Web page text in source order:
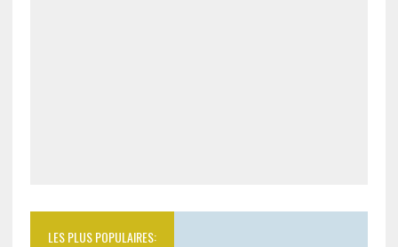
LES PLUS POPULAIRES: